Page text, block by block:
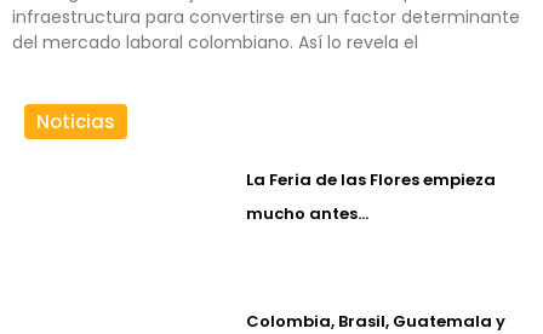
infraestructura para convertirse en un factor determinante
del mercado laboral colombiano. Así lo revela el
Noticias
La Feria de las Flores empieza
mucho antes…
Colombia, Brasil, Guatemala y